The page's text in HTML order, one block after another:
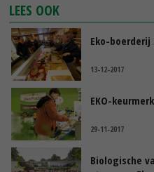
LEES OOK
Eko-
13-12-2017
EKO-
29-11-2017
Biologische